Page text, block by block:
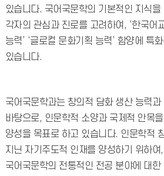
있습니다. 국어국문학의 기본적인 지식
각자의 관심과 진로를 고려하여, ‘한국어
능력’ ‘글로컬 문화기획 능력’ 함양에 특
있습니다.
국어국문학과는 창의적 담화 생산 능력
바탕으로, 인문학적 소양과 국제적 안목
양성을 목표로 하고 있습니다. 인문학적
지닌 자기주도적 인재를 양성하기 위하여
국어국문학의 전통적인 전공 분야에 대한